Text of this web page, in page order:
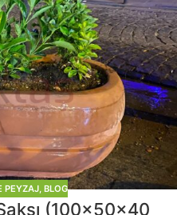
PEYZAJ BLOG
(100x50x40